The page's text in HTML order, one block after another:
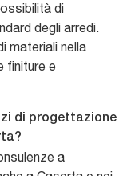
di
degli arredi.
materiali nella
finiture e
di progettazione
a